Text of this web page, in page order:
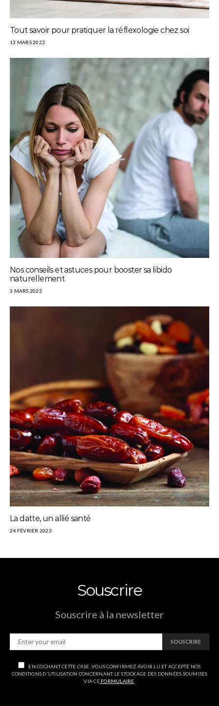
Tout savoir pour pratiquer la réflexologie chez soi
13 MARS 2023
Nos conseils et astuces pour booster sa libido
naturellement
3 MARS 2023
La datte, un allié santé
24 FÉVRIER 2023
Souscrire
Souscrire à la newsletter
SOUSCRIRE
EN COCHANT CETTE CASE, VOUS CONFIRMEZ AVOIR LU ET ACCEPTÉ NOS
CONDITIONS D'UTILISATION CONCERNANT LE STOCKAGE DES DONNÉES SOUMISES
VIA CEFORMULAIRE